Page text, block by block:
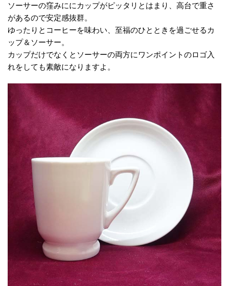
ソーサーの窪みににカップがピッタリとはまり、高台で重さ
があるので安定感抜群。
ゆったりとコーヒーを味わい、至福のひとときを過ごせるカ
ップ＆ソーサー。
カップだけでなくとソーサーの両方にワンポイントのロゴ入
れをしても素敵になりますよ。